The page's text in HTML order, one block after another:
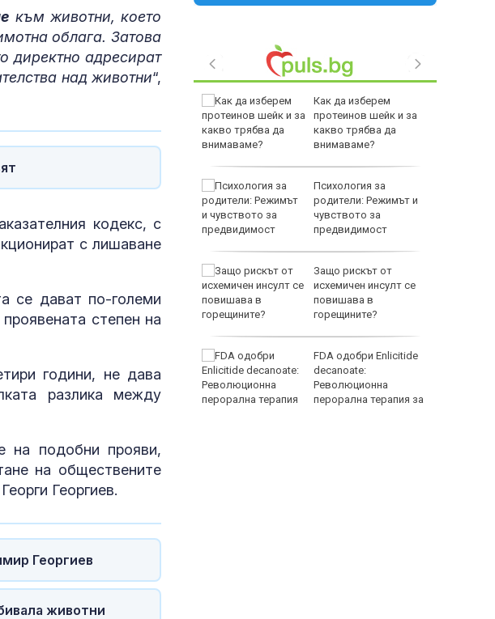
към животни, което
облага. Затова
директно адресират
над животни“,
кодекс, с
с лишаване
се дават по-големи
степен на
години, не дава
разлика между
на подобни прояви,
на обществените
Георгиев.
Георгиев
животни
периметъра на пожара
на АМ "Тракия"
Скалният саркофаг от
през IV-V в.
конфискува менте
стоки за близо 650 000
евро
Как да изберем
протеинов шейк и за
какво трябва да
внимаваме?
Психология за
родители: Режимът и
чувството за
предвидимост
Защо рискът от
исхемичен инсулт се
повишава в
горещините?
FDA одобри Еnlicitide
decanoate:
Революционна
перорална терапия за